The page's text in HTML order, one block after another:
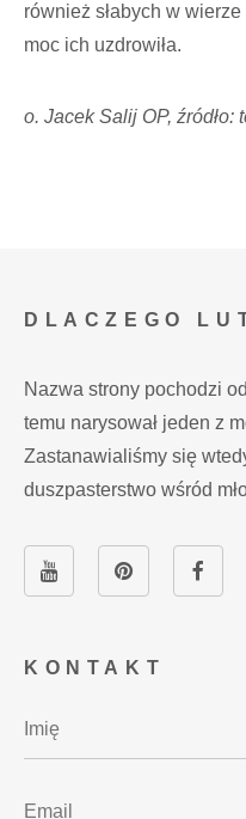
również słabych w
moc ich uzdrowiła.
o. Jacek Salij OP,
KONTAKT
DLACZEGO
Nazwa strony pochodzi
temu narysował jeden z
Zastanawialiśmy się
duszpasterstwo wśród